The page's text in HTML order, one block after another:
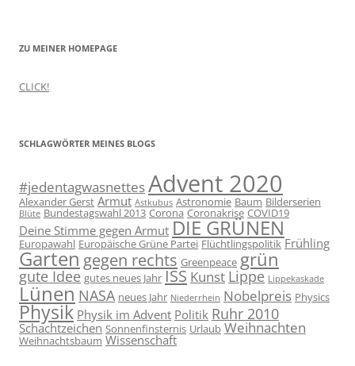
ZU MEINER HOMEPAGE
CLICK!
SCHLAGWÖRTER MEINES BLOGS
#jedentagwasnettesAdvent 2020
Alexander Gerst Armut Astkubus Astronomie Baum Bilderserien
Blüte Bundestagswahl 2013 Corona Coronakrise COVID19
Deine Stimme gegen Armut DIE GRÜNEN
Europawahl Europäische Grüne Partei Flüchtlingspolitik Frühling
Garten gegen rechts Greenpeace grün
gute Idee gutes neues Jahr ISS Kunst Lippe Lippekaskade
Lünen NASA neues Jahr Niederrhein Nobelpreis Physics
Physik Physik im Advent Politik Ruhr 2010
Schachtzeichen Sonnenfinsternis Urlaub Weihnachten
Weihnachtsbaum Wissenschaft